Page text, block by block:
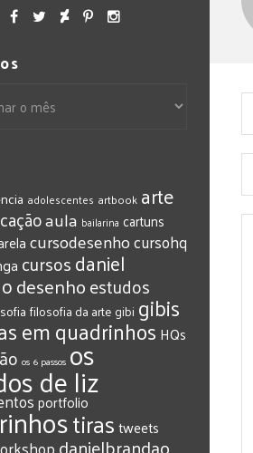
adolescentes artbook arte
aula bailarina cartuns
cursodesenhocursohq
cursosdaniel
desenhoestudos
filosofia da arte gibi gibis
em quadrinhos HQs
os 6 passos os
de liz
portfolio
tirastweets